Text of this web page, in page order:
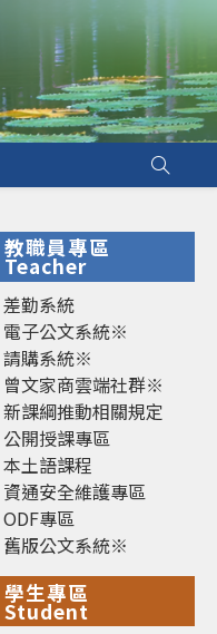
教職員專區
Teacher
差勤系統
電子公文系統※
請購系統※
曾文家商雲端社群※
新課綱推動相關規定
公開授課專區
本土語課程
資通安全維護專區
ODF專區
舊版公文系統※
學生專區
Student